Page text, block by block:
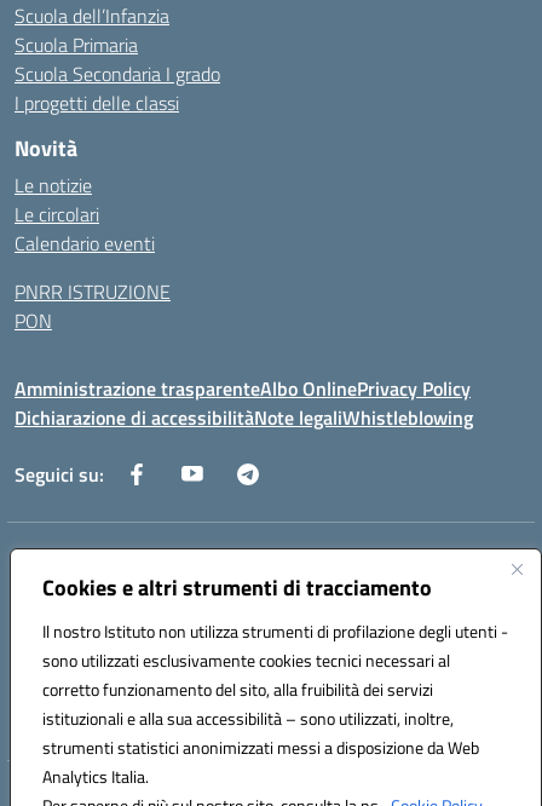
Cookies e altri strumenti di tracciamento
Il nostro Istituto non utilizza strumenti di profilazione degli utenti -
sono utilizzati esclusivamente cookies tecnici necessari al
corretto funzionamento del sito, alla fruibilità dei servizi
istituzionali e alla sua accessibilità – sono utilizzati, inoltre,
strumenti statistici anonimizzati messi a disposizione da Web
Analytics Italia.
Scuola dell’Infanzia
Scuola Primaria
Scuola Secondaria I grado
I progetti delle classi
Novità
Le notizie
Le circolari
Calendario eventi
PNRR ISTRUZIONE
PON
Amministrazione trasparenteAlbo OnlinePrivacy Policy
Dichiarazione di accessibilitàNote legaliWhistleblowing
Seguici su:
Indirizzo:
Centralino:0832712132 Email:leic84200l@istruzione.it
Codice fiscale: 80012890754
Codice meccanografico:
LEIC84200L
Codice unico di fatturazione (CUF): UF9DQ6
Hosting & Powered by 3D Solution S.r.l.